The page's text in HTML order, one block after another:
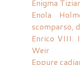
Enigma
Enola
scomparso,
Enrico VIII.
Weir
Eppure